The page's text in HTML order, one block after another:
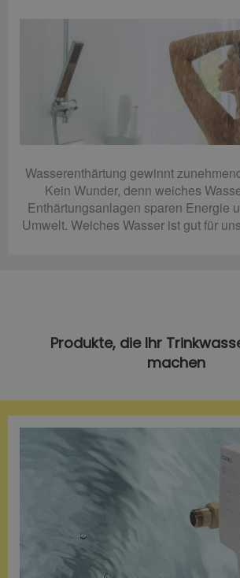
Wasserenthärtung gewinnt
Kein Wunder, denn weiches
Enthärtungsanlagen sparen Energie
Umwelt. Weiches Wasser ist gut für
Produkte, die Ihr
machen